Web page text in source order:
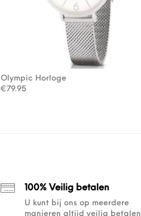
Olympic Horloge
€79.95
100% Veilig betalen
U kunt bij ons op meerdere
manieren altijd veilig betalen